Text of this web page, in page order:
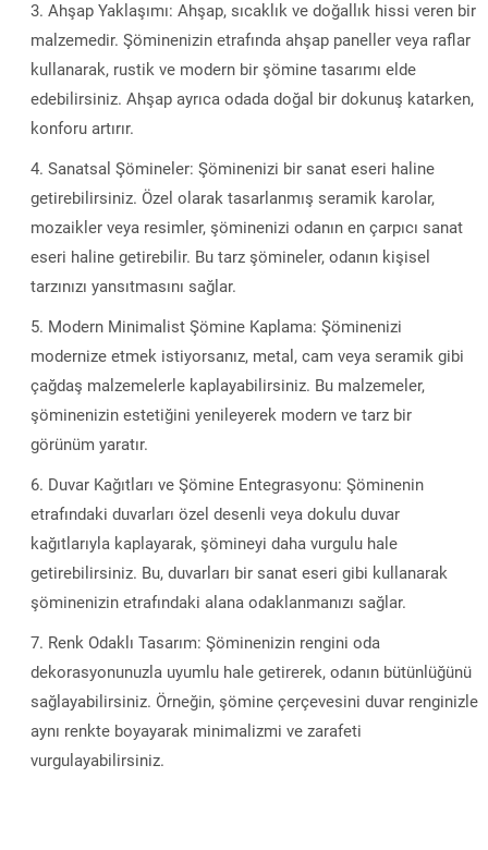
Ahşap Yaklaşımı: Ahşap, sıcaklık ve doğallık hissi veren bir
malzemedir. Şöminenizin etrafında ahşap paneller veya raflar
kullanarak, rustik ve modern bir şömine tasarımı elde
edebilirsiniz. Ahşap ayrıca odada doğal bir dokunuş katarken,
konforu artırır.
Sanatsal Şömineler: Şöminenizi bir sanat eseri haline
getirebilirsiniz. Özel olarak tasarlanmış seramik karolar,
mozaikler veya resimler, şöminenizi odanın en çarpıcı sanat
eseri haline getirebilir. Bu tarz şömineler, odanın kişisel
tarzınızı yansıtmasını sağlar.
Modern Minimalist Şömine Kaplama: Şöminenizi
modernize etmek istiyorsanız, metal, cam veya seramik gibi
çağdaş malzemelerle kaplayabilirsiniz. Bu malzemeler,
şöminenizin estetiğini yenileyerek modern ve tarz bir
görünüm yaratır.
Duvar Kağıtları ve Şömine Entegrasyonu: Şöminenin
etrafındaki duvarları özel desenli veya dokulu duvar
kağıtlarıyla kaplayarak, şömineyi daha vurgulu hale
getirebilirsiniz. Bu, duvarları bir sanat eseri gibi kullanarak
şöminenizin etrafındaki alana odaklanmanızı sağlar.
Renk Odaklı Tasarım: Şöminenizin rengini oda
dekorasyonunuzla uyumlu hale getirerek, odanın bütünlüğünü
sağlayabilirsiniz. Örneğin, şömine çerçevesini duvar renginizle
aynı renkte boyayarak minimalizmi ve zarafeti
vurgulayabilirsiniz.